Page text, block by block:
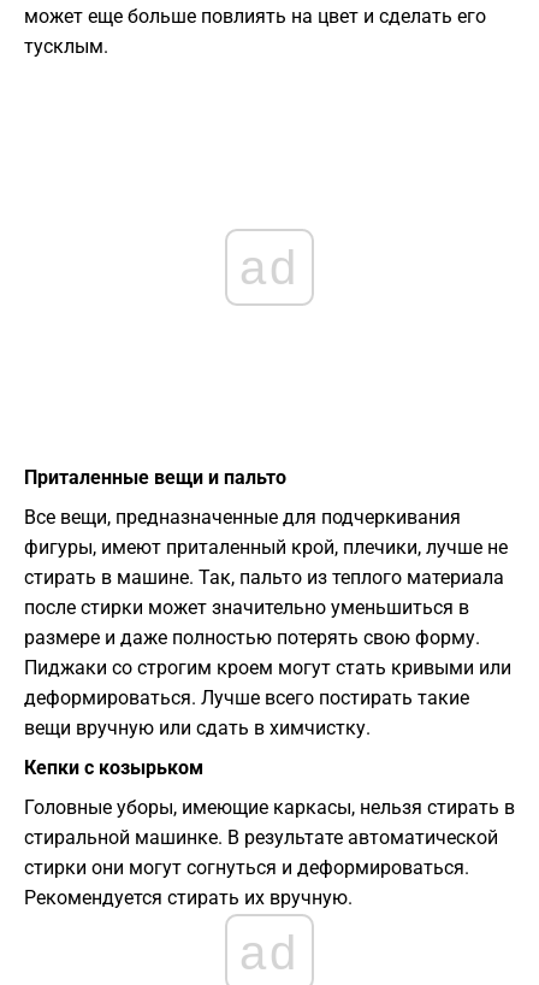
может еще больше повлиять на цвет и сделать его
тусклым.
ad
Приталенные вещи и пальто
Все вещи, предназначенные для подчеркивания
фигуры, имеют приталенный крой, плечики, лучше не
стирать в машине. Так, пальто из теплого материала
после стирки может значительно уменьшиться в
размере и даже полностью потерять свою форму.
Пиджаки со строгим кроем могут стать кривыми или
деформироваться. Лучше всего постирать такие
вещи вручную или сдать в химчистку.
Кепки с козырьком
Головные уборы, имеющие каркасы, нельзя стирать в
стиральной машинке. В результате автоматической
стирки они могут согнуться и деформироваться.
Рекомендуется стирать их вручную.
ad